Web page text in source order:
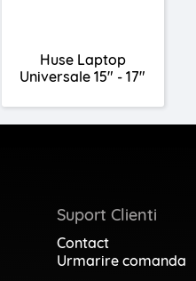
Huse Laptop
Universale 15" - 17"
Suport Clienti
Contact
Urmarire comanda